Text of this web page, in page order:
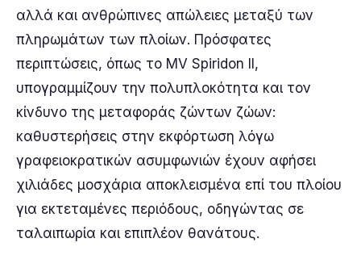
αλλά και ανθρώπινες απώλειες μεταξύ των
πληρωμάτων των πλοίων. Πρόσφατες
περιπτώσεις, όπως το MV Spiridon II,
υπογραμμίζουν την πολυπλοκότητα και τον
κίνδυνο της μεταφοράς ζώντων ζώων:
καθυστερήσεις στην εκφόρτωση λόγω
γραφειοκρατικών ασυμφωνιών έχουν αφήσει
χιλιάδες μοσχάρια αποκλεισμένα επί του πλοίου
για εκτεταμένες περιόδους, οδηγώντας σε
ταλαιπωρία και επιπλέον θανάτους.